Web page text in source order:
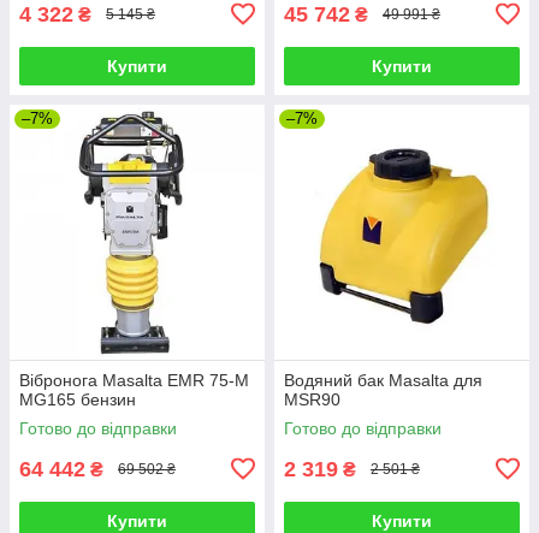
4 322 ₴ 5 145 ₴
Купити
45 742 ₴ 49 991 ₴
Купити
–7%
Вібронога Masalta EMR 75-M
MG165 бензин
Готово до відправки
64 442 ₴ 69 502 ₴
Купити
–7%
Водяний бак Masalta для
MSR90
Готово до відправки
2 319 ₴ 2 501 ₴
Купити